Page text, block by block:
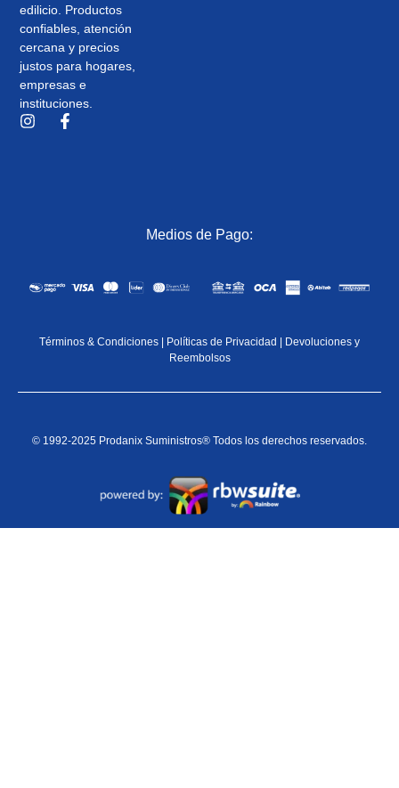
edilicio. Productos
confiables, atención
cercana y precios
justos para hogares,
empresas e
instituciones.
Medios de Pago:
Términos & Condiciones | Políticas de Privacidad | Devoluciones y
Reembolsos
© 1992-2025 Prodanix Suministros® Todos los derechos reservados.